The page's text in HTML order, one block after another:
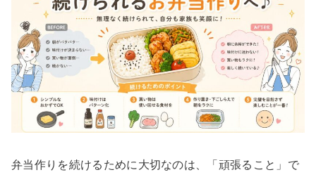
弁当作りを続けるために大切なのは、「頑張ること」で